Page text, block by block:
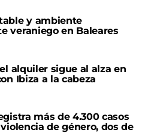
y ambiente
veraniego en Baleares
alquiler sigue al alza en
Ibiza a la cabeza
más de 4.300 casos
de género, dos de